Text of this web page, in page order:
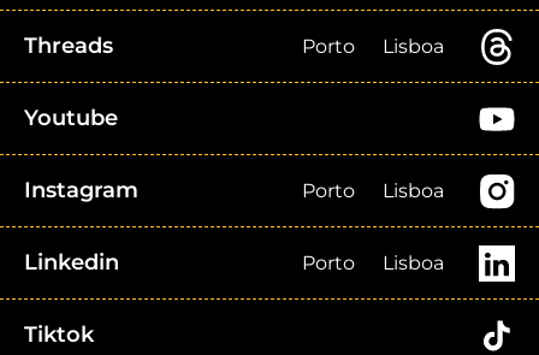
Threads Porto Lisboa
Youtube
Instagram Porto Lisboa
Linkedin Porto Lisboa
Tiktok